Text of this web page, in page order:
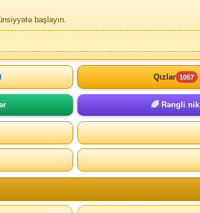
başlayın.
Qızlar 1057
🌈 Rəngli nik